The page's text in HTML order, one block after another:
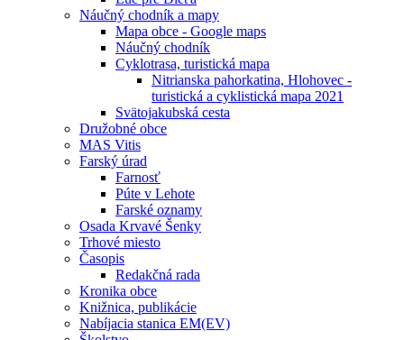
Náučný chodník a mapy
Mapa obce - Google maps
Náučný chodník
Cyklotrasa, turistická mapa
Nitrianska pahorkatina, Hlohovec -
turistická a cyklistická mapa 2021
Svätojakubská cesta
Družobné obce
MAS Vitis
Farský úrad
Farnosť
Púte v Lehote
Farské oznamy
Osada Krvavé Šenky
Trhové miesto
Časopis
Redakčná rada
Kronika obce
Knižnica, publikácie
Nabíjacia stanica EM(EV)